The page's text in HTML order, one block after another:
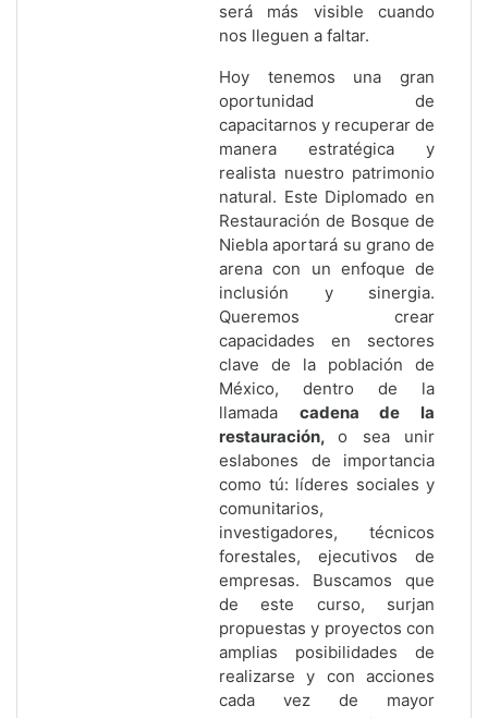
será más visible cuando
nos lleguen a faltar.
Hoy tenemos una gran
oportunidad de
capacitarnos y recuperar de
manera estratégica y
realista nuestro patrimonio
natural. Este Diplomado en
Restauración de Bosque de
Niebla aportará su grano de
arena con un enfoque de
inclusión y sinergia.
Queremos crear
capacidades en sectores
clave de la población de
México, dentro de la
llamada cadena de la
restauración,o sea unir
eslabones de importancia
como tú: líderes sociales y
comunitarios,
investigadores, técnicos
forestales, ejecutivos de
empresas. Buscamos que
de este curso, surjan
propuestas y proyectos con
amplias posibilidades de
realizarse y con acciones
cada vez de mayor